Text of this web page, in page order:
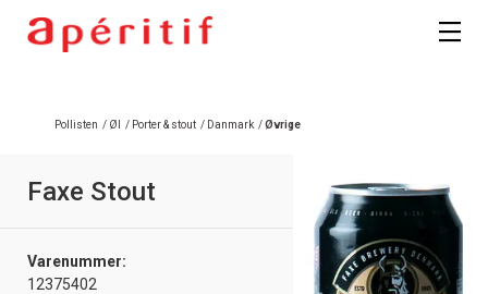
Pollisten / Øl / Porter & stout / Danmark /Øvrige
Faxe Stout
Varenummer:
12375402